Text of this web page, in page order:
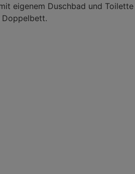
eigenem Duschbad und Toilette
Doppelbett.